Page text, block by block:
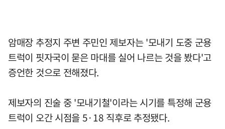
암매장 추정지 주변 주민인 제보자는 '모내기 도중 군용
트럭이 핏자국이 묻은 마대를 실어 나르는 것을 봤다'고
증언한 것으로 전해졌다.
제보자의 진술 중 '모내기철'이라는 시기를 특정해 군용
트럭이 오간 시점을 5·18 직후로 추정됐다.